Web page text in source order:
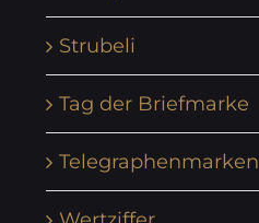
Strubeli
Tag der Briefmarke
Telegraphenmarken